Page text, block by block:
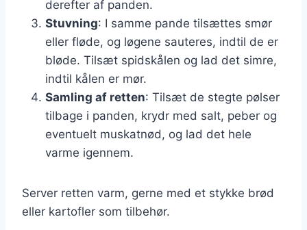
derefter af panden.
Stuvning: I samme pande tilsættes smør
eller fløde, og løgene sauteres, indtil de er
bløde. Tilsæt spidskålen og lad det simre,
indtil kålen er mør.
Samling af retten: Tilsæt de stegte pølser
tilbage i panden, krydr med salt, peber og
eventuelt muskatnød, og lad det hele
varme igennem.
Server retten varm, gerne med et stykke brød
eller kartofler som tilbehør.